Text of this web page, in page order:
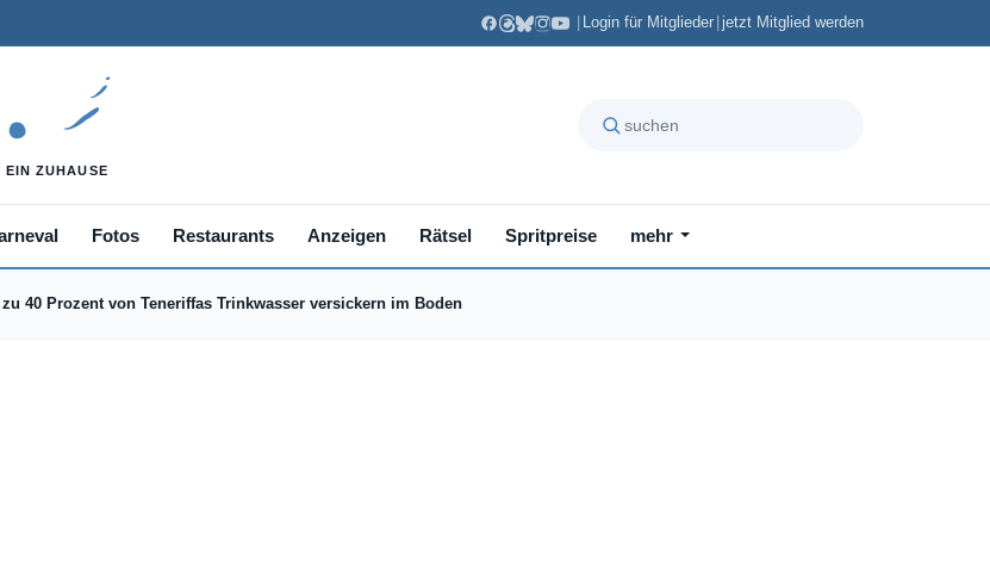
Login für Mitglieder jetzt Mitglied werden
Fotos Restaurants Anzeigen Rätsel Spritpreise mehr
zu 40 Prozent von Teneriffas Trinkwasser versickern im Boden